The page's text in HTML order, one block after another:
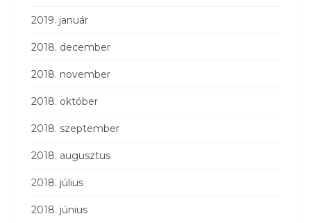
2019. január
2018. december
2018. november
2018. október
2018. szeptember
2018. augusztus
2018. július
2018. június